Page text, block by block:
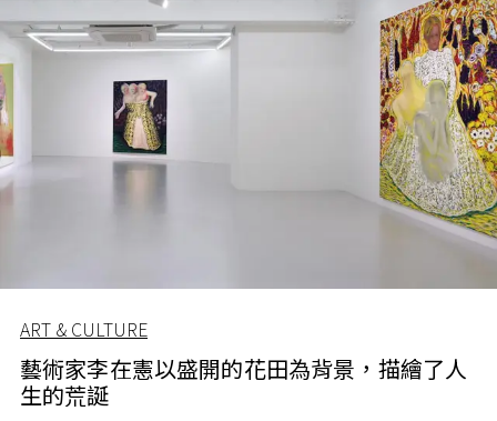
ART & CULTURE
藝術家李在憲以盛開的花田為背景，描繪了人
生的荒誕